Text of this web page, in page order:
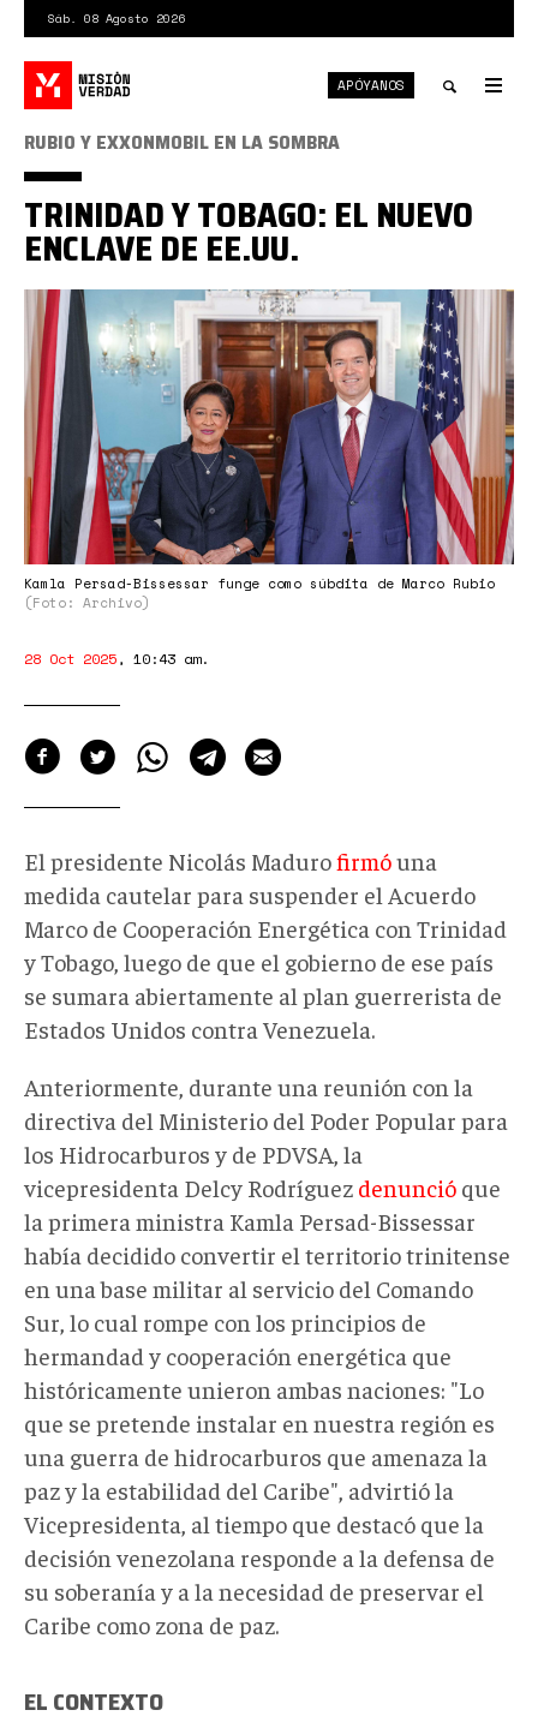
contenido
principal
Sáb. 08 Agosto 2026
APÓYANOS
Rubio
Kamla
Kamla Persad-Bissessar funge como súbdita de Marco Rubio
(Foto: Archivo)
RUBIO Y EXXONMOBIL EN LA SOMBRA
TRINIDAD Y TOBAGO: EL NUEVO
ENCLAVE DE EE.UU.
28 Oct 2025, 10:43 am.
El presidente Nicolás Madurofirmóuna
medida cautelar para suspender el Acuerdo
Marco de Cooperación Energética con Trinidad
y Tobago, luego de que el gobierno de ese país
se sumara abiertamente al plan guerrerista de
Estados Unidos contra Venezuela.
Anteriormente, durante una reunión con la
directiva del Ministerio del Poder Popular para
los Hidrocarburos y de PDVSA, la
vicepresidenta Delcy Rodríguez denunció que
la primera ministra Kamla Persad-Bissessar
había decidido convertir el territorio trinitense
en una base militar al servicio del Comando
Sur, lo cual rompe con los principios de
hermandad y cooperación energética que
históricamente unieron ambas naciones: "Lo
que se pretende instalar en nuestra región es
una guerra de hidrocarburos que amenaza la
paz y la estabilidad del Caribe", advirtió la
Vicepresidenta, al tiempo que destacó que la
decisión venezolana responde a la defensa de
su soberanía y a la necesidad de preservar el
Caribe como zona de paz.
EL CONTEXTO